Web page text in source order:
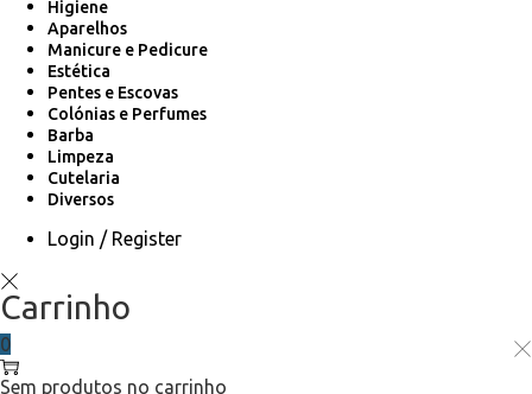
Higiene
Aparelhos
Manicure e Pedicure
Estética
Pentes e Escovas
Colónias e Perfumes
Barba
Limpeza
Cutelaria
Diversos
Login / Register
Carrinho
0
Sem produtos no carrinho